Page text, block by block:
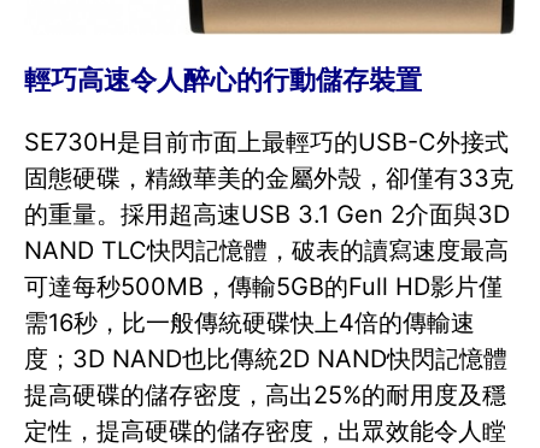
輕巧高速令人醉心的行動儲存裝置
SE730H是目前市面上最輕巧的USB-C外接式
固態硬碟，精緻華美的金屬外殼，卻僅有33克
的重量。採用超高速USB 3.1 Gen 2介面與3D
NAND TLC快閃記憶體，破表的讀寫速度最高
可達每秒500MB，傳輸5GB的Full HD影片僅
需16秒，比一般傳統硬碟快上4倍的傳輸速
度；3D NAND也比傳統2D NAND快閃記憶體
提高硬碟的儲存密度，高出25%的耐用度及穩
定性，提高硬碟的儲存密度，出眾效能令人瞠